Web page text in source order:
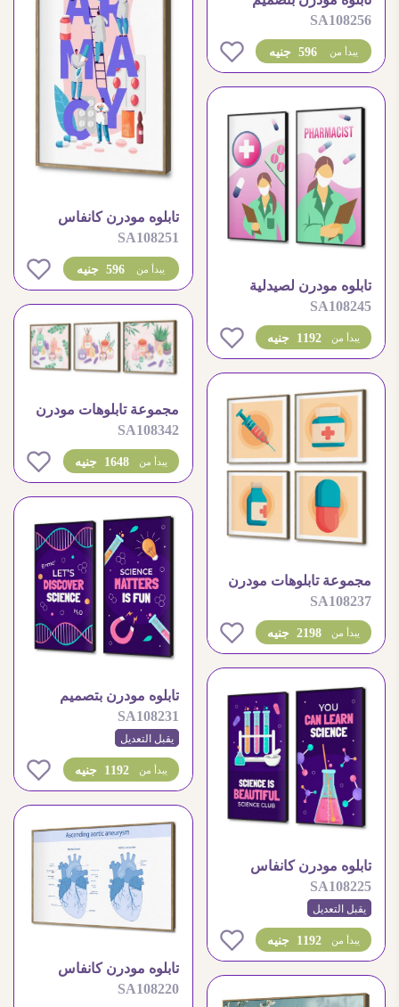
كبسولات طبية ملونة
SA108256
596 جنيه يبدأ من
تابلوه مودرن كانفاس
بتصميم صيدلية طبي مميز
SA108251
596 جنيه يبدأ من
تابلوه مودرن لصيدلية
بتصميم طبي مميز
SA108245
1192 جنيه يبدأ من 0
مجموعة تابلوهات مودرن
للعناية والاسترخاء
المنزلي
SA108342
1648 جنيه يبدأ من
مجموعة تابلوهات مودرن
بتصاميم طبية مميزة
SA108237
2198 جنيه يبدأ من 0
تابلوه مودرن بتصميم
علمي ملون ومميز
SA108231
يقبل التعديل
1192 جنيه يبدأ من 0
تابلوه مودرن كانفاس
لمحبي علوم الطبيعة
SA108225
يقبل التعديل
1192 جنيه يبدأ من
تابلوه مودرن كانفاس
توضيحي للقلب البشري
SA108220